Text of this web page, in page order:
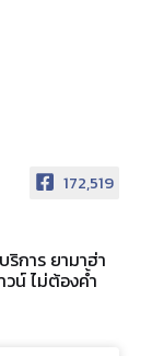
172,519
การ ยามาฮ่า
น์ ไม่ต้องค้ำ